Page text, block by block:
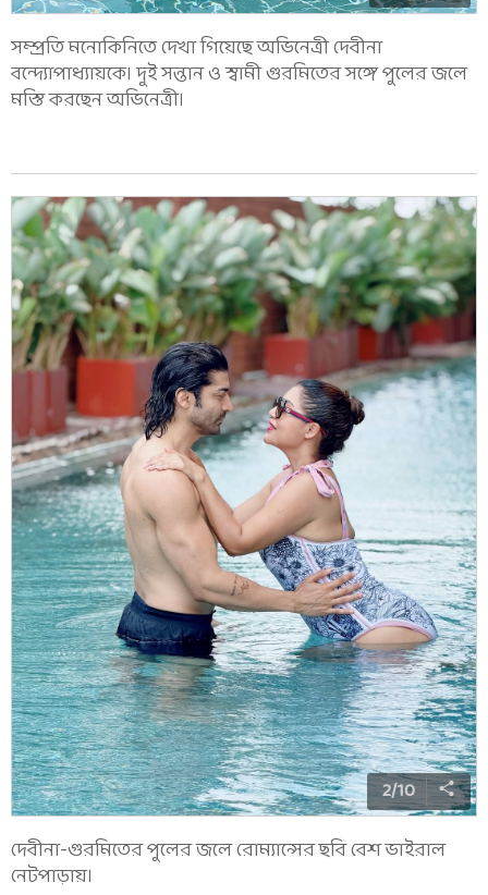
সম্প্রতি মনোকিনিতে দেখা গিয়েছে অভিনেত্রী দেবীনা
বন্দ্যোপাধ্যায়কে। দুই সন্তান ও স্বামী গুরমিতের সঙ্গে পুলের জলে
মস্তি করছেন অভিনেত্রী।
2/10
দেবীনা-গুরমিতের পুলের জলে রোম্যান্সের ছবি বেশ ভাইরাল
নেটপাড়ায়।